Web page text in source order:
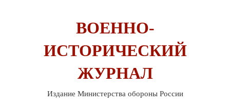
ВОЕННО-
ИСТОРИЧЕСКИЙ
ЖУРНАЛ
Издание Министерства обороны России